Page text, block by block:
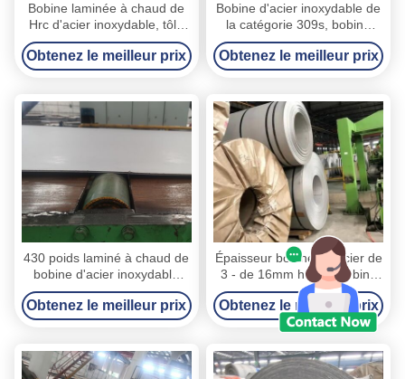
Bobine laminée à chaud de
Hrc d'acier inoxydable, tôle
d'acier d'identification de
bobine de 610mm dans la
bobine
Obtenez le meilleur prix
Bobine d'acier inoxydable de
la catégorie 309s, bobine
laminée à chaud d'acier
inoxydable de bord de moulin
Obtenez le meilleur prix
430 poids laminé à chaud de
bobine d'acier inoxydable
épaisseur 15 de 3 - de 12mm
- 25MT
Obtenez le meilleur prix
Épaisseur bobine en acier de
3 - de 16mm heure, bobine
laminée à chaud extérieure
noire de tôle d'acier
Obtenez le meilleur prix